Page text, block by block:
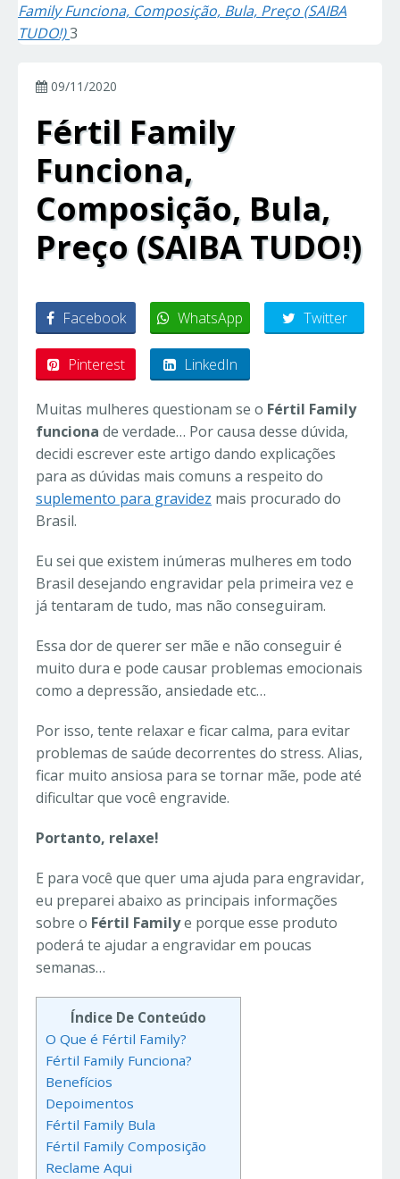
Family Funciona, Composição, Bula, Preço (SAIBA
TUDO!)3
09/11/2020
Fértil Family
Funciona,
Composição, Bula,
Preço (SAIBA TUDO!)
Facebook WhatsApp Twitter
Pinterest LinkedIn
Muitas mulheres questionam se o Fértil Family
funciona de verdade… Por causa desse dúvida,
decidi escrever este artigo dando explicações
para as dúvidas mais comuns a respeito do
suplemento para gravidez mais procurado do
Brasil.
Eu sei que existem inúmeras mulheres em todo
Brasil desejando engravidar pela primeira vez e
já tentaram de tudo, mas não conseguiram.
Essa dor de querer ser mãe e não conseguir é
muito dura e pode causar problemas emocionais
como a depressão, ansiedade etc…
Por isso, tente relaxar e ficar calma, para evitar
problemas de saúde decorrentes do stress. Alias,
ficar muito ansiosa para se tornar mãe, pode até
dificultar que você engravide.
Portanto, relaxe!
E para você que quer uma ajuda para engravidar,
eu preparei abaixo as principais informações
sobre o Fértil Familye porque esse produto
poderá te ajudar a engravidar em poucas
semanas…
Índice De Conteúdo
O Que é Fértil Family?
Fértil Family Funciona?
Benefícios
Depoimentos
Fértil Family Bula
Fértil Family Composição
Reclame Aqui